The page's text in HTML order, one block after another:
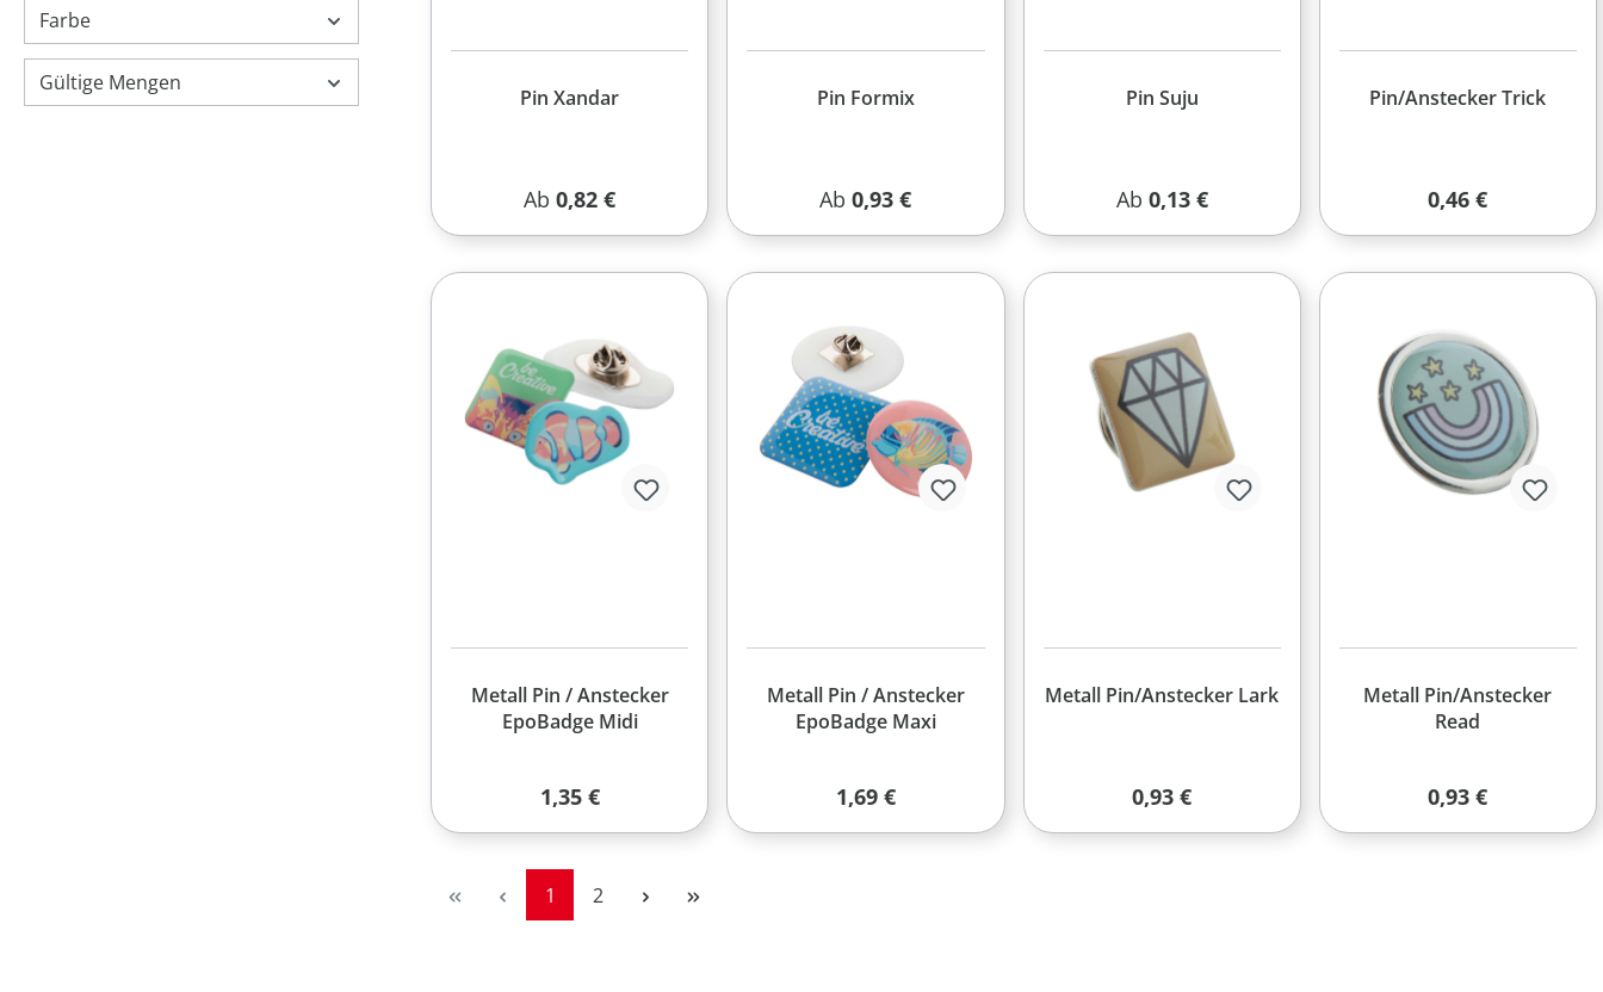
Pin Xandar
Regulärer Preis:
Ab0,82 €
Pin Formix
Regulärer Preis:
Ab0,93 €
Pin Suju
Regulärer Preis:
Ab 0,13 €
Pin/Anstecker Trick
Regulärer Preis:
0,46 €
Metall Pin / Anstecker
EpoBadge Midi
Regulärer Preis:
1,35 €
Metall Pin / Anstecker
EpoBadge Maxi
Regulärer Preis:
1,69 €
Metall Pin/Anstecker Lark
Regulärer Preis:
0,93 €
Metall Pin/Anstecker
Read
Regulärer Preis:
0,93 €
Seite
1 Seite
2
Farbe
Gültige Mengen